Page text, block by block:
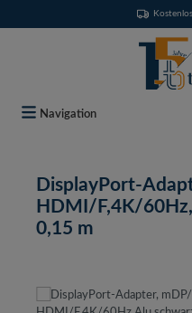
Navigation
DisplayPort-
HDMI/F,4K/
0,15 m
Bildergalerie überspringen